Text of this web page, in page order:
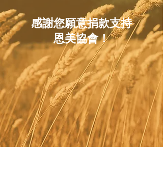
感謝您願意捐款支持
恩美協會！